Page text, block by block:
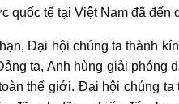
quốc tế tại Việt Nam đã đến
Đại hội chúng ta thành
ta, Anh hùng giải phóng
thế giới. Đại hội chúng